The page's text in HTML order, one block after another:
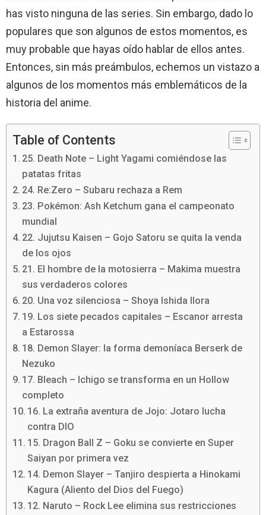
has visto ninguna de las series. Sin embargo, dado lo
populares que son algunos de estos momentos, es
muy probable que hayas oído hablar de ellos antes.
Entonces, sin más preámbulos, echemos un vistazo a
algunos de los momentos más emblemáticos de la
historia del anime.
Table of Contents
25. Death Note – Light Yagami comiéndose las
patatas fritas
24. Re:Zero – Subaru rechaza a Rem
23. Pokémon: Ash Ketchum gana el campeonato
mundial
22. Jujutsu Kaisen – Gojo Satoru se quita la venda
de los ojos
21. El hombre de la motosierra – Makima muestra
sus verdaderos colores
20. Una voz silenciosa – Shoya Ishida llora
19. Los siete pecados capitales – Escanor arresta
a Estarossa
18. Demon Slayer: la forma demoníaca Berserk de
Nezuko
17. Bleach – Ichigo se transforma en un Hollow
completo
16. La extraña aventura de Jojo: Jotaro lucha
contra DIO
15. Dragon Ball Z – Goku se convierte en Super
Saiyan por primera vez
14. Demon Slayer – Tanjiro despierta a Hinokami
Kagura (Aliento del Dios del Fuego)
12. Naruto – Rock Lee elimina sus restricciones